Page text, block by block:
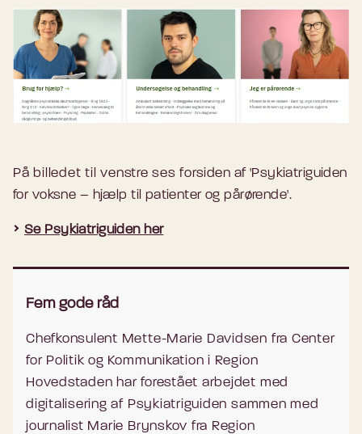
På billedet til venstre ses forsiden af 'Psykiatriguiden
for voksne – hjælp til patienter og pårørende'.
Se Psykiatriguiden her
Fem gode råd
Chefkonsulent Mette-Marie Davidsen fra Center
for Politik og Kommunikation i Region
Hovedstaden har forestået arbejdet med
digitalisering af Psykiatriguiden sammen med
journalist Marie Brynskov fra Region